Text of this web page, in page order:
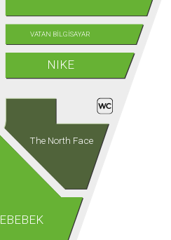
EBEBEK
NIKE
VATAN BİLGİSAYAR
The North Face